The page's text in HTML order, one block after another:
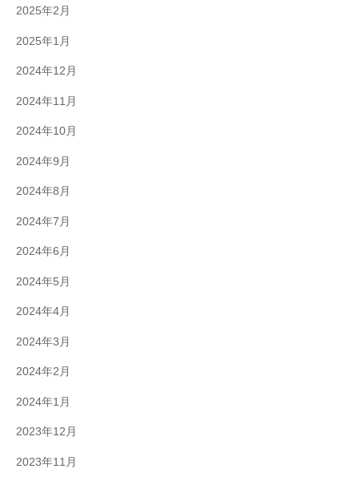
2025年2月
2025年1月
2024年12月
2024年11月
2024年10月
2024年9月
2024年8月
2024年7月
2024年6月
2024年5月
2024年4月
2024年3月
2024年2月
2024年1月
2023年12月
2023年11月